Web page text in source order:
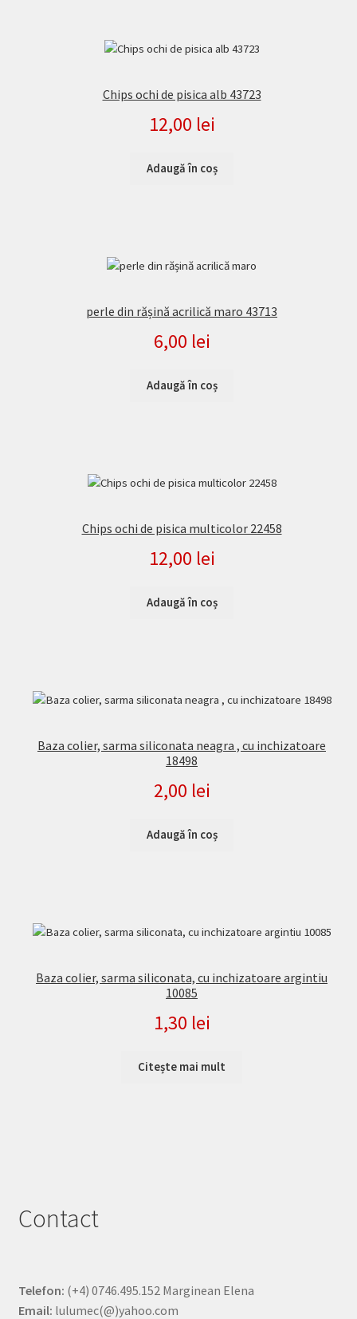
Chips ochi de pisica alb 43723
12,00 lei
Adaugă în coș
perle din rășină acrilică maro 43713
6,00 lei
Adaugă în coș
Chips ochi de pisica multicolor 22458
12,00 lei
Adaugă în coș
Baza colier, sarma siliconata neagra , cu inchizatoare
18498
2,00 lei
Adaugă în coș
Baza colier, sarma siliconata, cu inchizatoare argintiu
10085
1,30 lei
Citește mai mult
Contact
Telefon: (+4) 0746.495.152 Marginean Elena
Email: lulumec(@)yahoo.com